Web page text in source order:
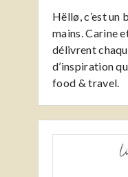
Hëllø, c’est
mains. Carine
délivrent
d’inspiration
food & travel.